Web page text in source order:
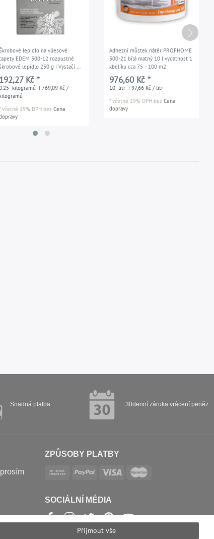
lepidlo na vliesové
EDEM 300-12 rozpustné
lepidlo 250 g | Vystačí na
cca 40 m2
192,27 Kč *
kilogramů | 769,09 Kč /
včetně 19% DPH bezCena
Adhezní můstek nátěr PROFHOME
300-21 bílá matný 10 l vydatnost 1
kbelíku cca 75 - 100 m2
976,60 Kč *
10 litr | 97,66 Kč / litr
*včetně 19% DPH bezCena
dopravy
Snadná platba 30denní záruka vrácení peněz
ZPŮSOBY PLATBY
SOCIÁLNÍ MÉDIA
Přijmout vše